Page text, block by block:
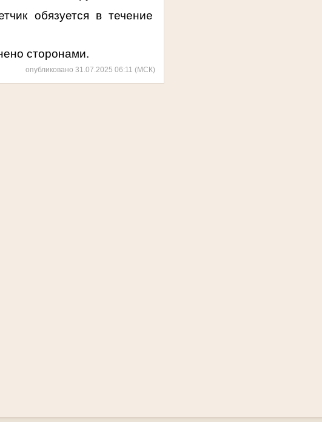
обязуется в течение
сторонами.
опубликовано 31.07.2025 06:11 (МСК)